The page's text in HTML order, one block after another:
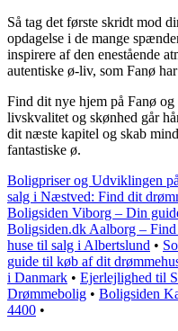
Så tag det første skridt mod
opdagelse i de mange
inspirere af den enestående
autentiske ø-liv, som Fanø
Find dit nye hjem på Fanø
livskvalitet og skønhed går
dit næste kapitel og skab
fantastiske ø.
Boligpriser og Udviklingen
salg i Næstved: Find dit
Boligsiden Viborg – Din
Boligsiden.dk Aalborg –
huse til salg i Albertslund •
guide til køb af dit
i Danmark • Ejerlejlighed til
Drømmebolig • Boligsiden
4400 •